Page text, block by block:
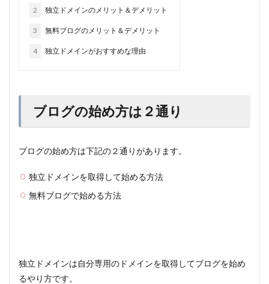
2 独立ドメインのメリット＆デメリット
3 無料ブログのメリット＆デメリット
4 独立ドメインがおすすめな理由
ブログの始め方は２通り
ブログの始め方は下記の２通りがあります。
独立ドメインを取得して始める方法
無料ブログで始める方法
独立ドメインは自分専用のドメインを取得してブログを始め
るやり方です。